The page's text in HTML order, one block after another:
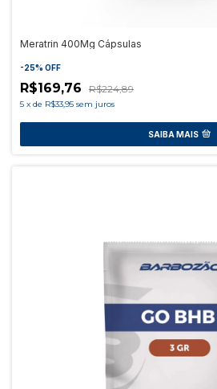
Meratrin 400Mg Cápsulas
-25% OFF
R$169,76 R$224,89
5 x de R$33,95 sem juros
SAIBA MAIS